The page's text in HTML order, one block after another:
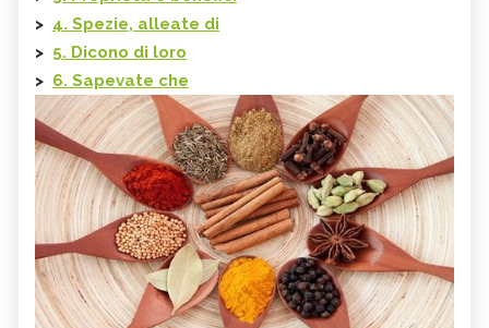
> 4. Spezie, alleate di
> 5. Dicono di loro
> 6. Sapevate che